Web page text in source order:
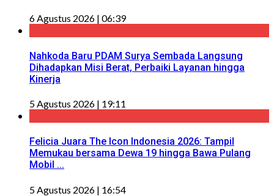
6 Agustus 2026 | 06:39
Nahkoda Baru PDAM Surya Sembada Langsung
Dihadapkan Misi Berat, Perbaiki Layanan hingga
Kinerja
5 Agustus 2026 | 19:11
Felicia Juara The Icon Indonesia 2026: Tampil
Memukau bersama Dewa 19 hingga Bawa Pulang
Mobil ...
5 Agustus 2026 | 16:54